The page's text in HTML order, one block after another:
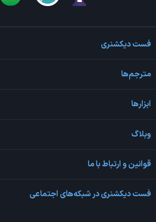
فست دیکشنری
مترجم‌ها
ابزارها
وبلاگ
قوانین و ارتباط با ما
فست دیکشنری در شبکه‌های اجتماعی